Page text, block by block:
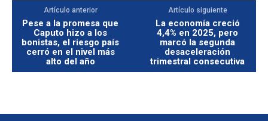
Artículo anterior
Pese a la promesa que
Caputo hizo a los
bonistas, el riesgo país
cerró en el nivel más
alto del año
Artículo siguiente
La economía creció
4,4% en 2025, pero
marcó la segunda
desaceleración
trimestral consecutiva